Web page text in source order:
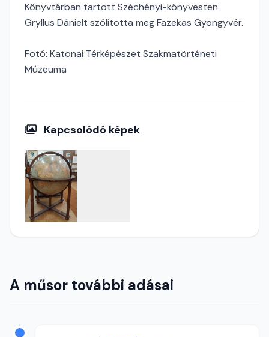
Könyvtárban tartott Széchényi-könyvesten
Gryllus Dánielt szólította meg Fazekas Gyöngyvér.
Fotó: Katonai Térképészet Szakmatörténeti
Múzeuma
Kapcsolódó képek
A műsor további adásai